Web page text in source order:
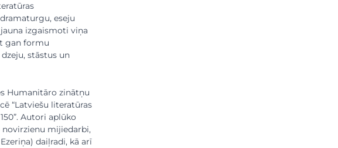
eseju
izgaismoti viņa
gan formu
stāstus un
Humanitāro zinātņu
“Latviešu literatūras
Autori aplūko
mijiedarbi,
daiļradi, kā arī